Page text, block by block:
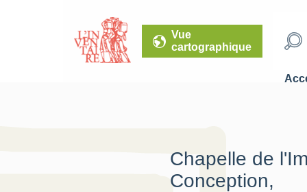
Vue
cartographique
Chapelle de
Conception,